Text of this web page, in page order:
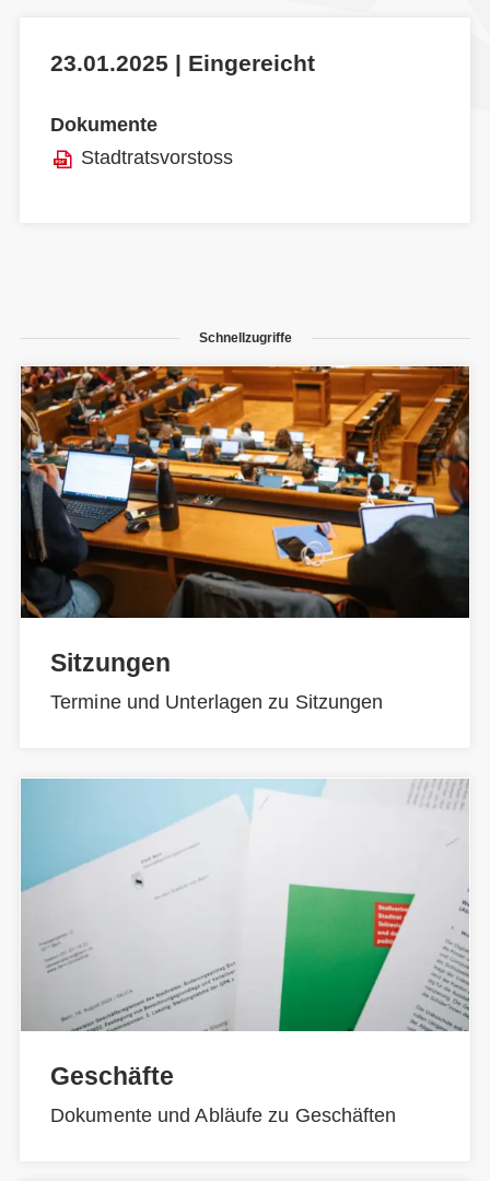
23.01.2025 | Eingereicht
Dokumente
Stadtratsvorstoss
Schnellzugriffe
Sitzungen
Termine und Unterlagen zu Sitzungen
Geschäfte
Dokumente und Abläufe zu Geschäften